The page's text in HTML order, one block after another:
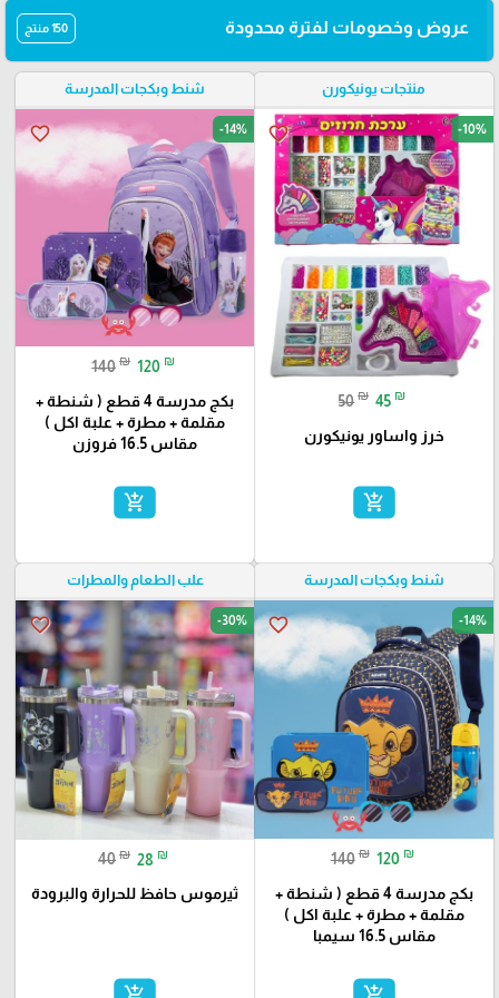
عروض وخصومات لفترة محدودة 150 منتج
منتجات يونيكورن
favorite_border -10%
50 ₪ 45 ₪
خرز واساور يونيكورن
add_shopping_cart
شنط وبكجات المدرسة
favorite_border -14%
140 ₪ 120 ₪
بكج مدرسة 4 قطع ( شنطة +
مقلمة + مطرة + علبة اكل )
مقاس 16.5 فروزن
add_shopping_cart
شنط وبكجات المدرسة
favorite_border -14%
140 ₪ 120 ₪
بكج مدرسة 4 قطع ( شنطة +
مقلمة + مطرة + علبة اكل )
مقاس 16.5 سيمبا
علب الطعام والمطرات
favorite_border -30%
40 ₪ 28 ₪
ثيرموس حافظ للحرارة والبرودة